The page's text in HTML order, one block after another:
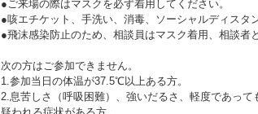
●ご来場の際はマスクを必ず着用してください。
●咳エチケット、手洗い、消毒、ソーシャルディスタ
●飛沫感染防止のため、相談員はマスク着用、相談者
次の方はご参加できません。
1.参加当日の体温が37.5℃以上ある方。
2.息苦しさ（呼吸困難）、強いだるさ、軽度であっ